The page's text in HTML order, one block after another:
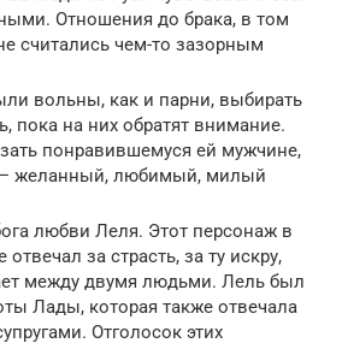
Отношения до брака, в том
считались чем-то зазорным
вольны, как и парни, выбирать
пока на них обратят внимание.
понравившемуся ей мужчине,
желанный, любимый, милый
любви Леля. Этот персонаж в
за страсть, за ту искру,
между двумя людьми. Лель был
Лады, которая также отвечала
Отголосок этих